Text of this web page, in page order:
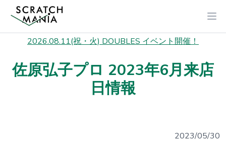
2026.08.11(祝・火) DOUBLES イベント開催！
佐原弘子プロ 2023年6月来店
日情報
2023/05/30